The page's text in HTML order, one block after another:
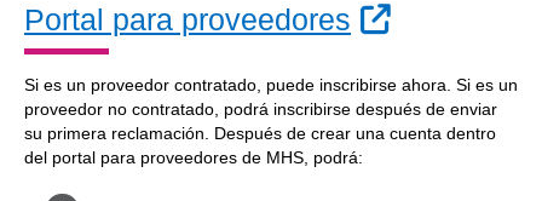
Portal para proveedores Sitio
Si es un proveedor contratado, puede inscribirse ahora. Si es un
proveedor no contratado, podrá inscribirse después de enviar
su primera reclamación. Después de crear una cuenta dentro
del portal para proveedores de MHS, podrá: